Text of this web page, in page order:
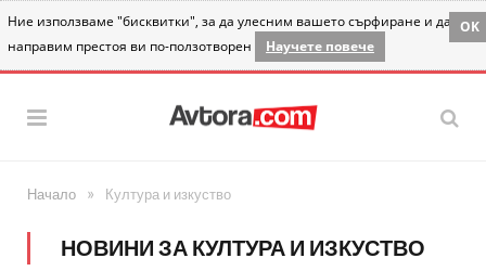
Ние използваме "бисквитки", за да улесним вашето сърфиране и да
направим престоя ви по-ползотворен
Научете повече
OK
Начало » Култура и изкуство
НОВИНИ ЗА КУЛТУРА И ИЗКУСТВО